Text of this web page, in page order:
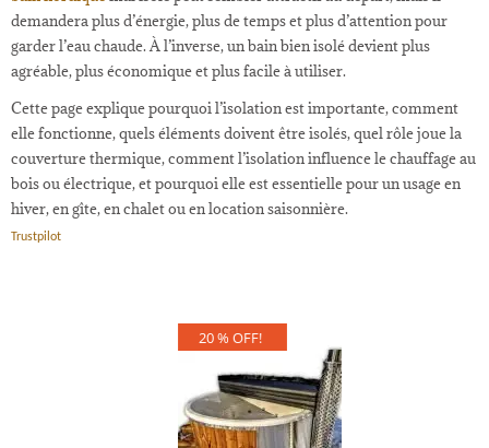
demandera plus d’énergie, plus de temps et plus d’attention pour
garder l’eau chaude. À l’inverse, un bain bien isolé devient plus
agréable, plus économique et plus facile à utiliser.
Cette page explique pourquoi l’isolation est importante, comment
elle fonctionne, quels éléments doivent être isolés, quel rôle joue la
couverture thermique, comment l’isolation influence le chauffage au
bois ou électrique, et pourquoi elle est essentielle pour un usage en
hiver, en gîte, en chalet ou en location saisonnière.
Trustpilot
20 % OFF!